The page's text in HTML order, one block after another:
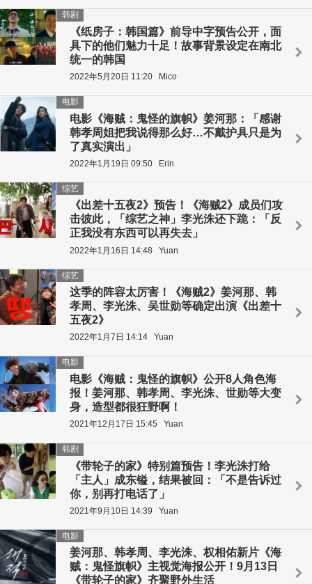
《纸房子：韩国篇》前导中字预告公开，面
具下的他们魅力十足！故事背景设定在南北
统一的韩国
韩剧
2022年5月20日 11:20 Mico
电影《海贼：鬼怪的旗帜》姜河那：「感谢
韩孝周姐把我说得那么好…不戴护具只是为
了真实演出」
电影
2022年1月19日 09:50 Erin
《出差十五夜2》预告！《海贼2》成员们攻
击彼此，「综艺之神」李光洙还下跪：「反
正我没有东西可以再失去」
综艺
2022年1月16日 14:48 Yuan
这季的阵容太厉害！《海贼2》姜河那、韩
孝周、李光洙、吴世勋等确定出演《出差十
五夜2》
综艺
2022年1月7日 14:14 Yuan
电影《海贼：鬼怪的旗帜》公开8人角色海
报！姜河那、韩孝周、李光洙、世勋等大变
身，造型都很狂野啊！
电影
2021年12月17日 15:45 Yuan
《带轮子的家》特别篇预告！李光洙打给
「主人」成东镒，结果被回：「不是告诉过
你，别再打电话了」
韩剧
2021年9月10日 14:39 Yuan
姜河那、韩孝周、李光洙、权相佑新片《海
贼：鬼怪旗帜》主视觉海报公开！9月13日
《带轮子的家》齐聚野外生活
电影